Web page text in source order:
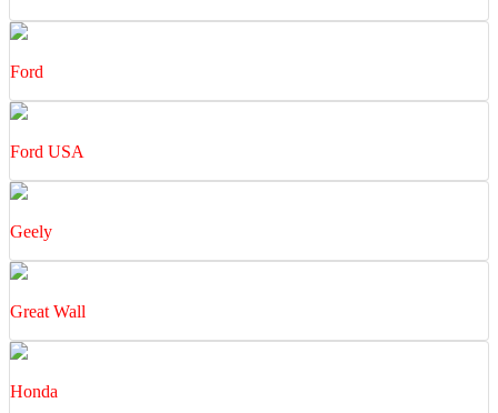
Ford
Ford USA
Geely
Great Wall
Honda